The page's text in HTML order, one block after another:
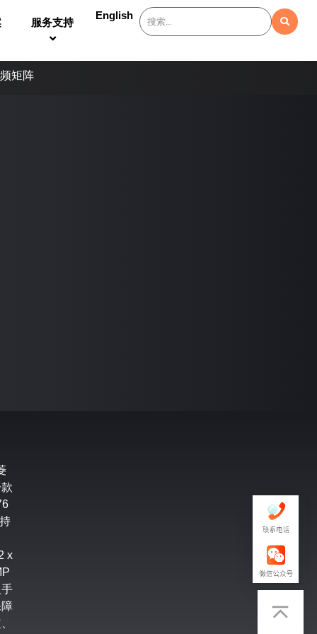
服务支持
English
矩阵
x